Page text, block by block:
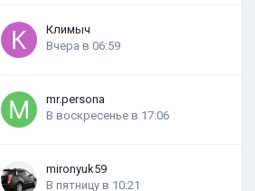
Климыч
Вчера в 06:59
mr.persona
В воскресенье в 17:06
mironyuk59
В пятницу в 10:21